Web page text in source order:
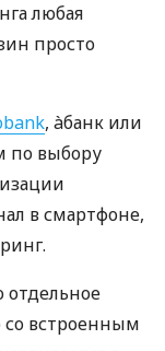
любая
просто
, àбанк или
по выбору
в смартфоне,
отдельное
со встроенным